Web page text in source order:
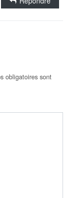
obligatoires sont